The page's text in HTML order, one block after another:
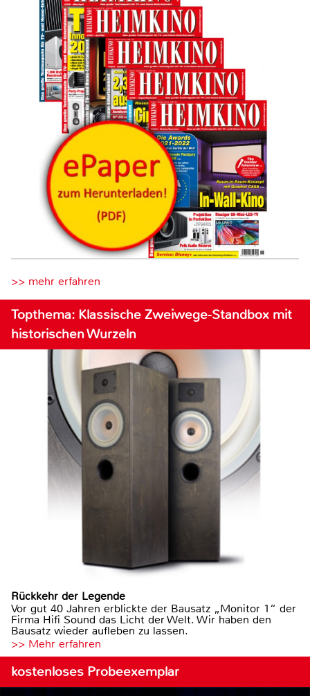
>> mehr erfahren
Topthema: Klassische Zweiwege-Standbox mit
historischen Wurzeln
Rückkehr der Legende
Vor gut 40 Jahren erblickte der Bausatz „Monitor 1“ der
Firma Hifi Sound das Licht der Welt. Wir haben den
Bausatz wieder aufleben zu lassen.
>> Mehr erfahren
kostenloses Probeexemplar